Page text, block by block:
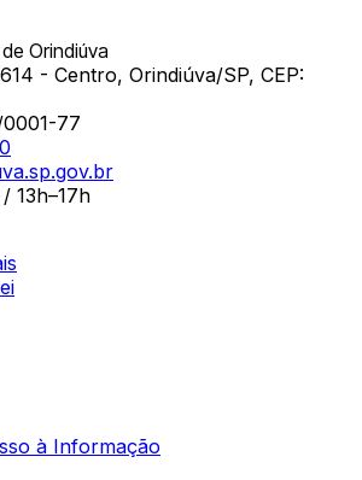
Orindiúva
- Centro, Orindiúva/SP, CEP:
77
13h–17h
à Informação